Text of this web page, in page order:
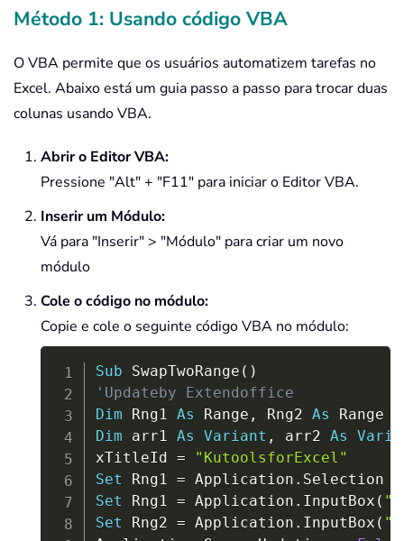
Método 1: Usando código VBA
O VBA permite que os usuários automatizem tarefas no
Excel. Abaixo está um guia passo a passo para trocar duas
colunas usando VBA.
Abrir o Editor VBA:
Pressione "Alt" + "F11" para iniciar o Editor VBA.
Inserir um Módulo:
Vá para "Inserir" > "Módulo" para criar um novo
módulo
Cole o código no módulo:
Copie e cole o seguinte código VBA no módulo:
Sub SwapTwoRange ( )
'Updateby Extendoffice
Dim Rng1 As Range , Rng2 As
Dim arr1 As Variant , arr2 As
xTitleId =
"KutoolsforExcel"
Set Rng1 = Application .
Set Rng1 = Application . InputBox (
Set Rng2 = Application . InputBox (